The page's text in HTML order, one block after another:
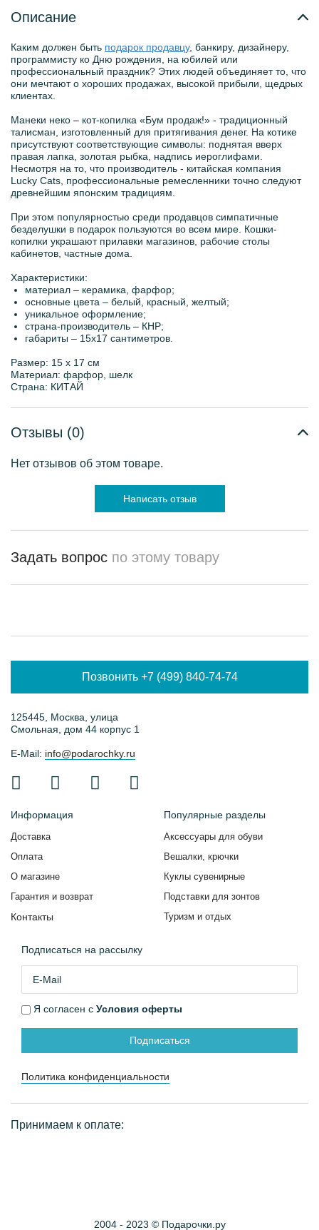
Описание
Каким должен быть подарок продавцу, банкиру, дизайнеру,
программисту ко Дню рождения, на юбилей или
профессиональный праздник? Этих людей объединяет то, что
они мечтают о хороших продажах, высокой прибыли, щедрых
клиентах.
Манеки неко – кот-копилка «Бум продаж!» - традиционный
талисман, изготовленный для притягивания денег. На котике
присутствуют соответствующие символы: поднятая вверх
правая лапка, золотая рыбка, надпись иероглифами.
Несмотря на то, что производитель - китайская компания
Lucky Cats, профессиональные ремесленники точно следуют
древнейшим японским традициям.
При этом популярностью среди продавцов симпатичные
безделушки в подарок пользуются во всем мире. Кошки-
копилки украшают прилавки магазинов, рабочие столы
кабинетов, частные дома.
Характеристики:
материал – керамика, фарфор;
основные цвета – белый, красный, желтый;
уникальное оформление;
страна-производитель – КНР;
габариты – 15х17 сантиметров.
Размер: 15 х 17 см
Материал: фарфор, шелк
Страна: КИТАЙ
Отзывы (0)
Нет отзывов об этом товаре.
Написать отзыв
Задать вопрос по этому товару
Позвонить +7 (499) 840-74-74
125445, Москва, улица
Смольная, дом 44 корпус 1
E-Mail: info@podarochky.ru
Информация
Доставка
Оплата
О магазине
Гарантия и возврат
Контакты
Популярные разделы
Аксессуары для обуви
Вешалки, крючки
Куклы сувенирные
Подставки для зонтов
Туризм и отдых
Подписаться на рассылку
Я согласен с Условия оферты
Подписаться
Политика конфиденциальности
Принимаем к оплате:
2004 - 2023 © Подарочки.ру